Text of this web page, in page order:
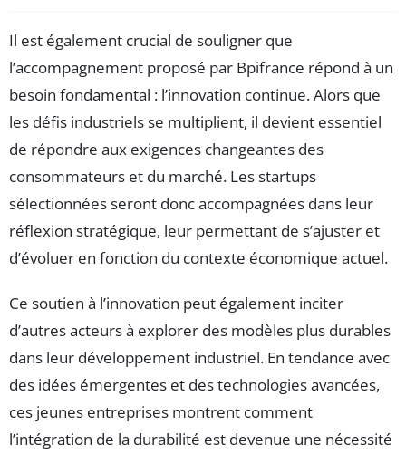
Il est également crucial de souligner que
l’accompagnement proposé par Bpifrance répond à un
besoin fondamental : l’innovation continue. Alors que
les défis industriels se multiplient, il devient essentiel
de répondre aux exigences changeantes des
consommateurs et du marché. Les startups
sélectionnées seront donc accompagnées dans leur
réflexion stratégique, leur permettant de s’ajuster et
d’évoluer en fonction du contexte économique actuel.
Ce soutien à l’innovation peut également inciter
d’autres acteurs à explorer des modèles plus durables
dans leur développement industriel. En tendance avec
des idées émergentes et des technologies avancées,
ces jeunes entreprises montrent comment
l’intégration de la durabilité est devenue une nécessité